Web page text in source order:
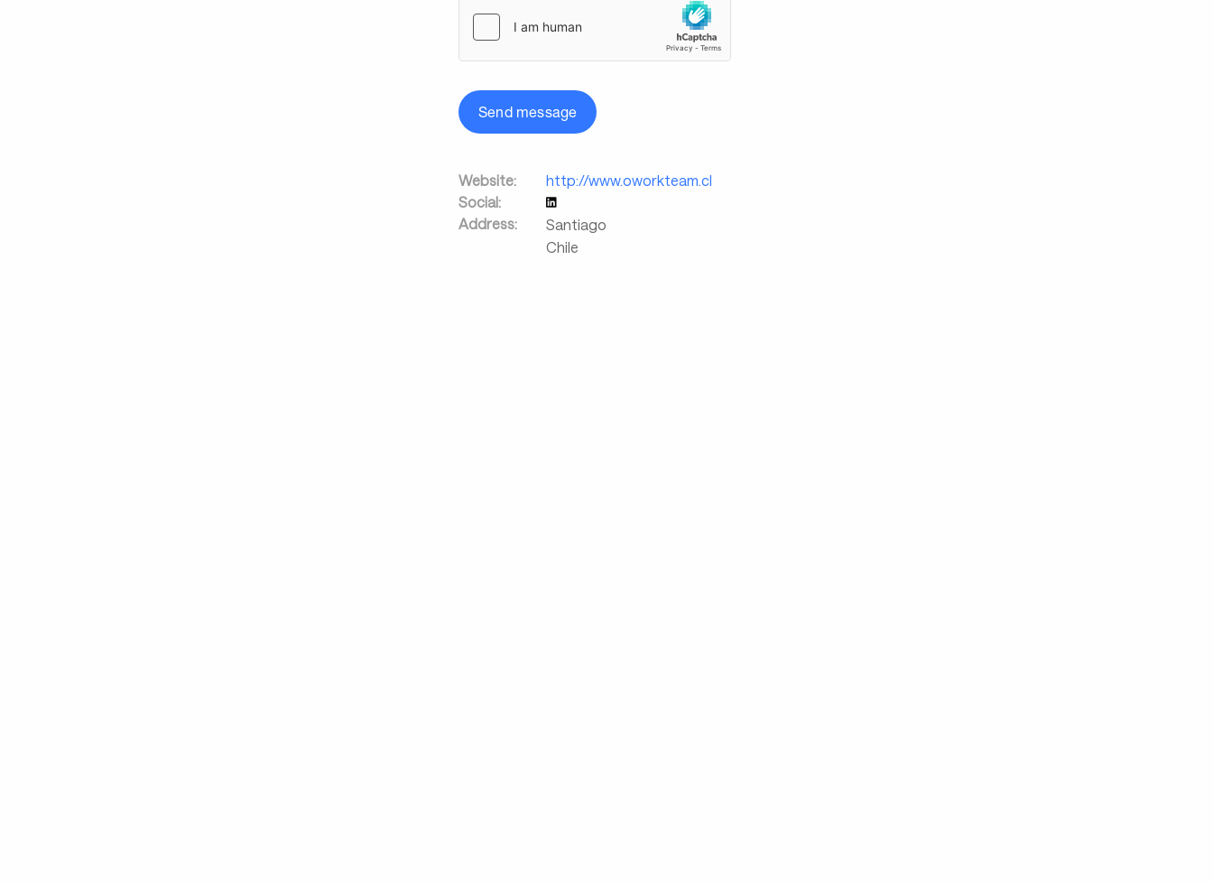
Send message
Website:
http://www.oworkteam.cl
Social:
Address:
Santiago
Chile